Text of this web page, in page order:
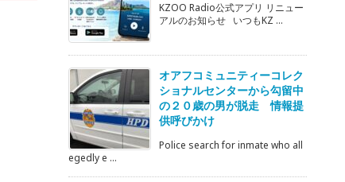
KZOO Radio公式アプリ リニュー
アルのお知らせ いつもKZ ...
オアフコミュニティーコレク
ショナルセンターから勾留中
の２０歳の男が脱走 情報提
供呼びかけ
Police search for inmate who all
egedly e ...